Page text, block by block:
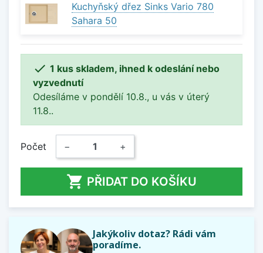
Kuchyňský dřez Sinks Vario 780
Sahara 50
 1 kus skladem, ihned k odeslání nebo
vyzvednutí
Odesíláme v pondělí 10.8., u vás v úterý
11.8..
Počet − +
 PŘIDAT DO KOŠÍKU
Jakýkoliv dotaz? Rádi vám
poradíme.